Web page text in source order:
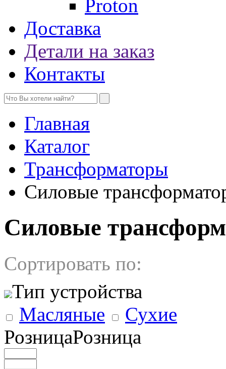
Proton
Доставка
Детали на заказ
Контакты
Главная
Каталог
Трансформаторы
Cиловые
Cиловые
Сортировать по:
Тип устройства
Масляные
Сухие
РозницаРозница